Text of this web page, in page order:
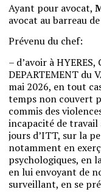
Ayant pour avocat,
avocat aubarreau de
Prévenu du chef:
– d’avoir àHYERES,
DEPARTEMENT du
mai 2026, entout
temps non couvert
commis des
incapacité detravail
jours d’ITT, surla
notamment en
psychologiques, en
enlui envoyant de
surveillant, en se